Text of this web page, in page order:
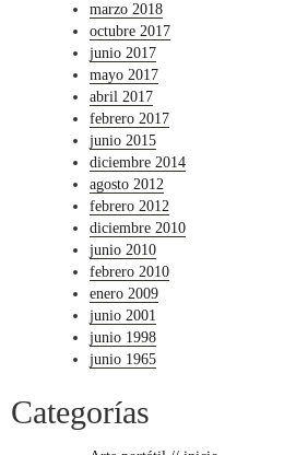
marzo 2018
octubre 2017
junio 2017
mayo 2017
abril 2017
febrero 2017
junio 2015
diciembre 2014
agosto 2012
febrero 2012
diciembre 2010
junio 2010
febrero 2010
enero 2009
junio 2001
junio 1998
junio 1965
Categorías